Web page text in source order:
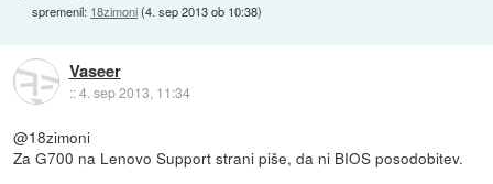
spremenil: 18zimoni(4. sep 2013 ob 10:38)
Vaseer
::4. sep 2013, 11:34
@18zimoni
Za G700 na Lenovo Support strani piše, da ni BIOS posodobitev.